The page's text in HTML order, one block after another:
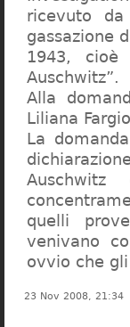
ricevuto
gassazione
1943,
Auschwitz”.
Alla
Liliana
La
quelli
venivano
ovvio che
23 Nov 2008, 21:34